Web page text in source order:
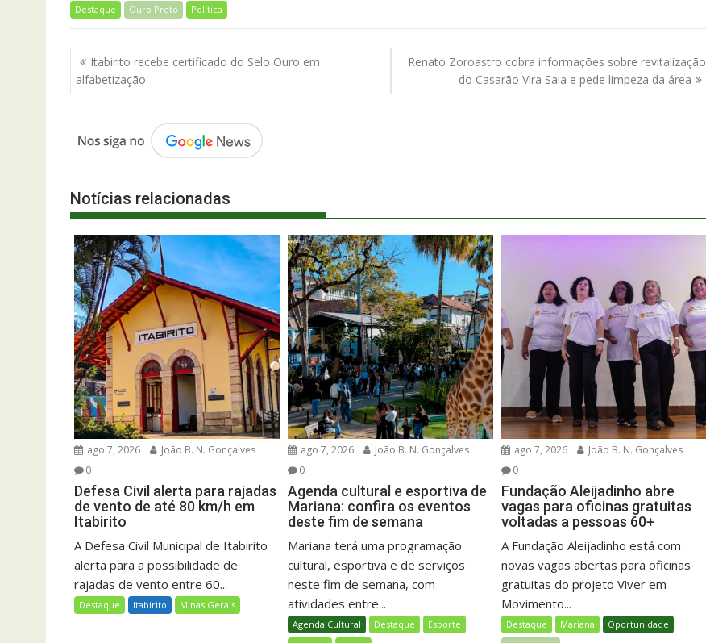
Destaque Ouro Preto Política
Navegação
de
Post
Itabirito recebe certificado do Selo Ouro em
alfabetização
Renato Zoroastro cobra informações sobre revitalização
do Casarão Vira Saia e pede limpeza da área
Notícias relacionadas
ago 7, 2026
João B. N. Gonçalves
0
Defesa Civil alerta para rajadas
de vento de até 80 km/h em
Itabirito
A Defesa Civil Municipal de Itabirito
alerta para a possibilidade de
rajadas de vento entre 60...
Destaque Itabirito Minas Gerais
ago 7, 2026
João B. N. Gonçalves
0
Agenda cultural e esportiva de
Mariana: confira os eventos
deste fim de semana
Mariana terá uma programação
cultural, esportiva e de serviços
neste fim de semana, com
atividades entre...
Agenda Cultural Destaque
Esporte
ago 7, 2026
João B. N. Gonçalves
0
Fundação Aleijadinho abre
vagas para oficinas gratuitas
voltadas a pessoas 60+
A Fundação Aleijadinho está com
novas vagas abertas para oficinas
gratuitas do projeto Viver em
Movimento...
Destaque Mariana
Oportunidade